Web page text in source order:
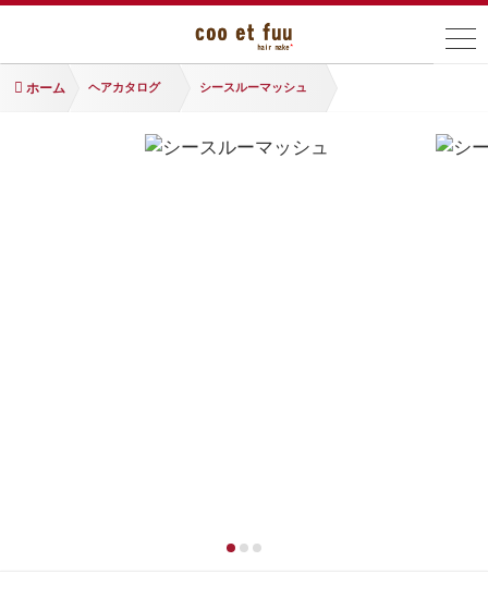
ホーム ヘアカタログ シースルーマッシュ